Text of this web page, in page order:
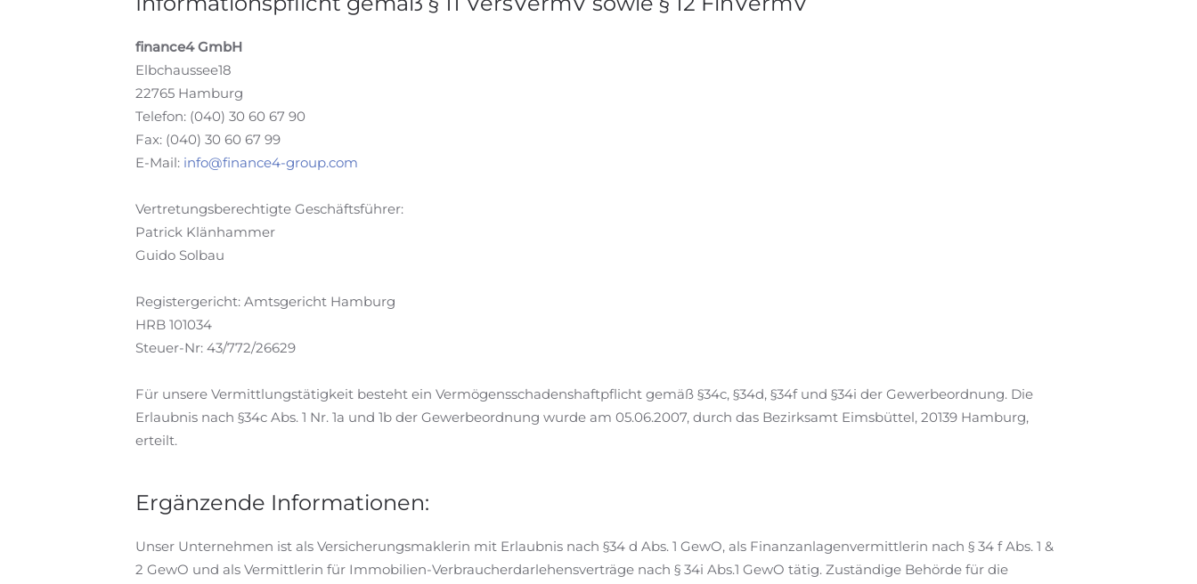
finance4 GmbH
Elbchaussee18
22765 Hamburg
Telefon: (040) 30 60 67 90
Fax: (040) 30 60 67 99
E-Mail: info@finance4-group.com
Vertretungsberechtigte Geschäftsführer:
Patrick Klänhammer
Guido Solbau
Registergericht: Amtsgericht Hamburg
HRB 101034
Steuer-Nr: 43/772/26629
Für unsere Vermittlungstätigkeit besteht ein Vermögensschadenshaftpflicht gemäß §34c, §34d, §34f und §34i der Gewerbeordnung. Die
Erlaubnis nach §34c Abs. 1 Nr. 1a und 1b der Gewerbeordnung wurde am 05.06.2007, durch das Bezirksamt Eimsbüttel, 20139 Hamburg,
erteilt.
Ergänzende Informationen:
Unser Unternehmen ist als Versicherungsmaklerin mit Erlaubnis nach §34 d Abs. 1 GewO, als Finanzanlagenvermittlerin nach § 34 f Abs. 1 &
2 GewO und als Vermittlerin für Immobilien-Verbraucherdarlehensverträge nach § 34i Abs.1 GewO tätig. Zuständige Behörde für die